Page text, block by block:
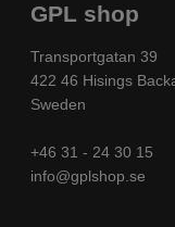
GPL shop
Transportgatan 39
422 46 Hisings
Sweden
+46 31 - 24 30 15
info@gplshop.se